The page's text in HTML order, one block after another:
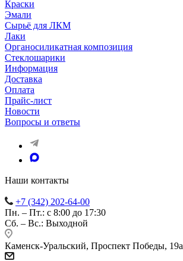
Краски
Эмали
Сырьё для ЛКМ
Лаки
Органосиликатная композиция
Стеклошарики
Информация
Доставка
Оплата
Прайс-лист
Новости
Вопросы и ответы
Наши контакты
+7 (342) 202-64-00
Пн. – Пт.: с 8:00 до 17:30
Сб. – Вс.: Выходной
Каменск-Уральский, Проспект Победы, 19а